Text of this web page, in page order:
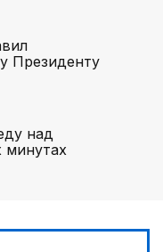
Президенту
над
минутах